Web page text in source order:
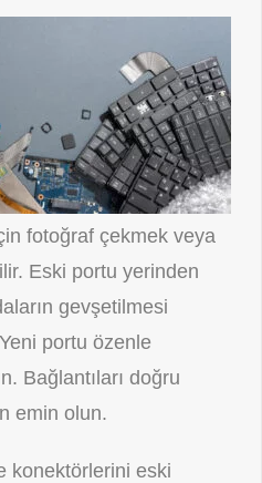
fotoğraf çekmek veya
Eski portu yerinden
gevşetilmesi
portu özenle
Bağlantıları doğru
emin olun.
konektörlerini eski